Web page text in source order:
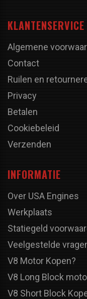
KLANTENSERVICE
Algemene
Contact
Ruilen en
Privacy
Betalen
Cookiebeleid
Verzenden
INFORMATIE
Over USA Engines
Werkplaats
Statiegeld
Veelgestelde
V8 Motor Kopen?
V8 Long Block
V8 Short Block